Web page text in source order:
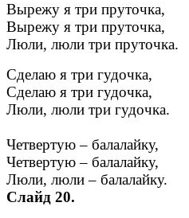
Вырежу я три пруточка,
Вырежу я три пруточка,
Люли, люли три пруточка.
Сделаю я три гудочка,
Сделаю я три гудочка,
Люли, люли три гудочка.
Четвертую – балалайку,
Четвертую – балалайку,
Люли, люли – балалайку.
Слайд 20.